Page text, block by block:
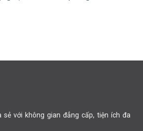
sẻ với không gian đẳng cấp, tiện ích đa